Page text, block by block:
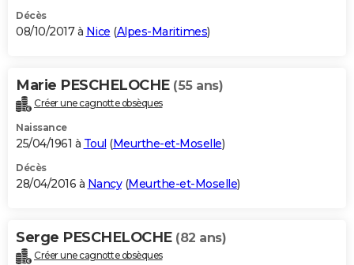
Décès
08/10/2017 à Nice (Alpes-Maritimes)
Marie PESCHELOCHE (55 ans)
Créer une cagnotte obsèques
Naissance
25/04/1961 à Toul (Meurthe-et-Moselle)
Décès
28/04/2016 à Nancy(Meurthe-et-Moselle)
Serge PESCHELOCHE (82 ans)
Créer une cagnotte obsèques